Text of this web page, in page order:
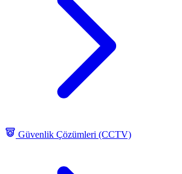
Güvenlik Çözümleri (CCTV)